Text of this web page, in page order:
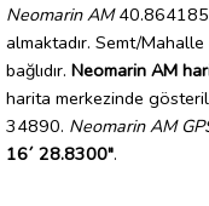
Neomarin AM40.864185
almaktadır. Semt/
bağlıdır. Neomarin AM
harita merkezinde
34890. Neomarin AM
16´ 28.8300".